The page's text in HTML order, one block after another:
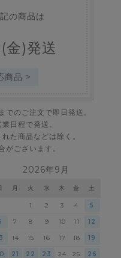
の商品は
(金)発送
商品 >
でのご注文で即日発送。
日程で発送。
た商品などは除く。
ございます。
2026年9月
月 火 水 木 金 土
1 2 3 4 5
7 8 9 10 11 12
14 15 16 17 18 19
21 22 23 24 25 26